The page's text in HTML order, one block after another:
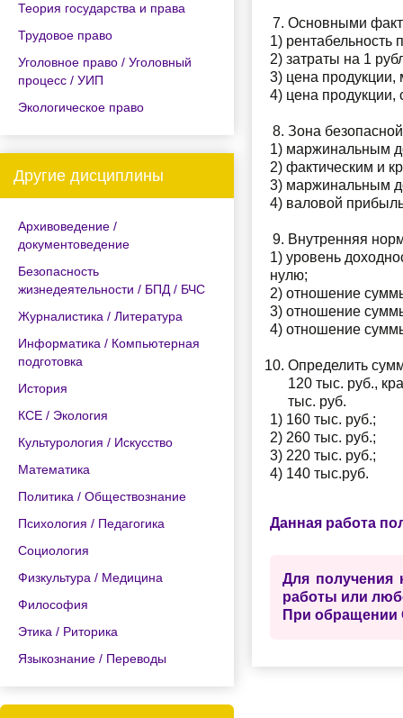
Теория государства и права
Трудовое право
Уголовное право / Уголовный
процесс / УИП
Экологическое право
Другие дисциплины
Архивоведение /
документоведение
Безопасность
жизнедеятельности / БПД / БЧС
Журналистика / Литература
Информатика / Компьютерная
подготовка
История
КСЕ / Экология
Культурология / Искусство
Математика
Политика / Обществознание
Психология / Педагогика
Социология
Физкультура / Медицина
Философия
Этика / Риторика
Языкознание / Переводы
Основными
1) рентабельность
2) затраты на 1
3) цена продукции,
4) цена продукции,
Зона
1) маржинальным
2) фактическим и
3) маржинальным
4) валовой
Внутренняя
1) уровень
нулю;
2) отношение
3) отношение
4) отношение
Определить
120 тыс. руб.,
тыс. руб.
1) 160 тыс. руб.;
2) 260 тыс. руб.;
3) 220 тыс. руб.;
4) 140 тыс.руб.
Данная работа
Для получения
работы или
При обращении